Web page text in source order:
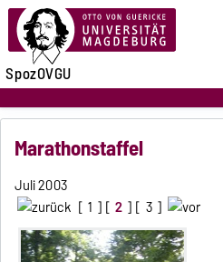
SpozOVGU
Marathonstaffel
Juli 2003
[ 1 ] [ 2 ] [ 3 ]